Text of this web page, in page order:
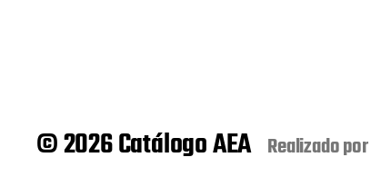
© 2026 Catálogo AEA Realizado por